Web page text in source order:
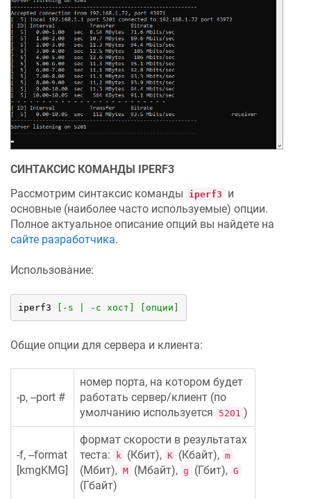
СИНТАКСИС КОМАНДЫ IPERF3
Рассмотрим синтаксис команды
iperf3
и
основные (наиболее часто используемые) опции.
Полное актуальное описание опций вы найдете на
сайте разработчика.
Использование:
iperf3 [-s | -c хост] [опции]
Общие опции для сервера и клиента:
-p, --port #
номер порта, на котором будет
работать сервер/клиент (по
умолчанию используется
5201 )
-f, --format
[kmgKMG]
формат скорости в результатах
теста:
k (Кбит), K (Кбайт), m
(Мбит), M (Мбайт), g (Гбит), G
(Гбайт)